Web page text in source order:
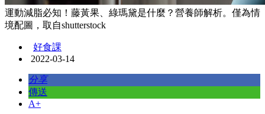
運動減脂必知！藤黃果、綠瑪黛是什麼？營養師解析。僅為情
境配圖，取自shutterstock
好食課
2022-03-14
分享
傳送
A+